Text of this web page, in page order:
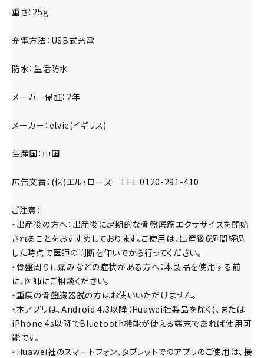
重さ：25g
充電方法：USB式充電
防水：生活防水
メーカー保証：2年
メーカー：elvie(イギリス)
生産国：中国
広告文責：(株)エル・ローズ TEL 0120-291-410
ご注意：
・出産後の方へ：出産後に定期的な骨盤底筋エクササイズを開始
されることをおすすめしております。ご使用は、出産後6週間経過
した時点で医師の判断を仰いでから行ってください。
・骨盤周りに痛みなどの症状がある方へ：本製品を使用する前
に、医師にご相談ください。
・重度の骨盤臓器脱の方はお使いいただけません。
・本アプリは、Android 4.3以降（Huawei社製品を除く)、または
iPhone 4s以降でBluetooth機能が使える端末であれば使用可
能です。
・Huawei社のスマートフォン、タブレットでのアプリのご使用は、接